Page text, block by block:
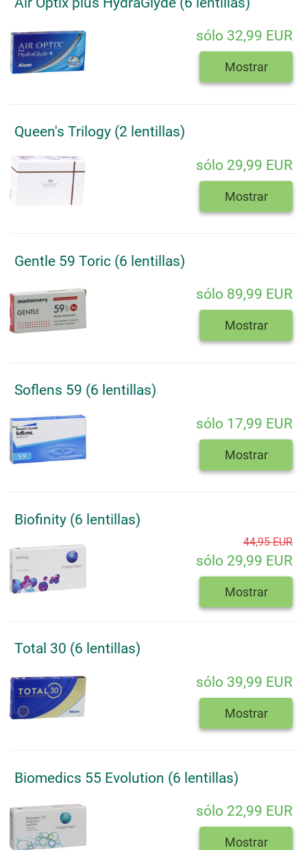
sólo 32,99 EUR
Mostrar
Queen's Trilogy (2 lentillas)
sólo 29,99 EUR
Mostrar
Gentle 59 Toric (6 lentillas)
sólo 89,99 EUR
Mostrar
Soflens 59 (6 lentillas)
sólo 17,99 EUR
Mostrar
Biofinity (6 lentillas)
44,95 EUR
sólo 29,99 EUR
Mostrar
Total 30 (6 lentillas)
sólo 39,99 EUR
Mostrar
Biomedics 55 Evolution (6 lentillas)
sólo 22,99 EUR
Mostrar